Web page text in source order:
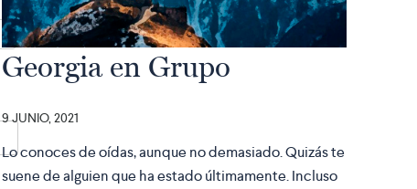
Georgia en Grupo
9 JUNIO, 2021
Lo conoces de oídas, aunque no demasiado. Quizás te
suene de alguien que ha estado últimamente. Incluso